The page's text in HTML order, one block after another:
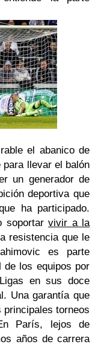
el abanico de
llevar el balón
un generador de
deportiva que
ha participado.
soportar vivir a la
resistencia que le
es parte
de los equipos por
en sus doce
Una garantía que
principales torneos
París, lejos de
años de carrera